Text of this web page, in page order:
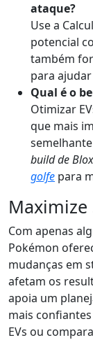
ataque?
Use a
potencial
também
para
Qual é o
Otimizar
que mais
build de
golfe para
Maximize
Com apenas
Pokémon
mudanças em
afetam os
apoia um
mais
EVs ou